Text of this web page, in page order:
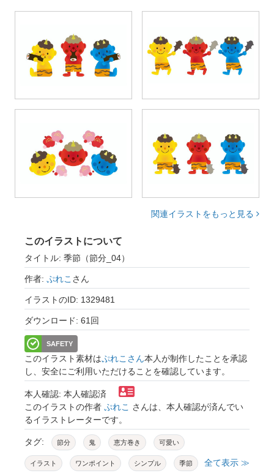
関連イラストをもっと見る
このイラストについて
タイトル: 季節（節分_04）
作者: ぷれこ さん
イラストのID: 1329481
ダウンロード: 61回
SAFETY
このイラスト素材はぷれこさん本人が制作したことを承認
し、安全にご利用いただけることを確認しています。
本人確認: 本人確認済
このイラストの作者 ぷれこ さんは、本人確認が済んでい
るイラストレーターです。
タグ: 節分 鬼 恵方巻き 可愛い
イラスト ワンポイント シンプル 季節 全て表示 ≫